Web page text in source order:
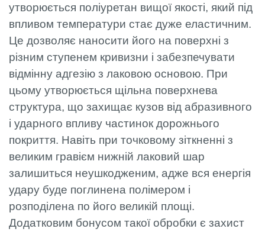
утворюється поліуретан вищої якості, який під
впливом температури стає дуже еластичним.
Це дозволяє наносити його на поверхні з
різним ступенем кривизни і забезпечувати
відмінну адгезію з лаковою основою. При
цьому утворюється щільна поверхнева
структура, що захищає кузов від абразивного
і ударного впливу частинок дорожнього
покриття. Навіть при точковому зіткненні з
великим гравієм нижній лаковий шар
залишиться неушкодженим, адже вся енергія
удару буде поглинена полімером і
розподілена по його великій площі.
Додатковим бонусом такої обробки є захист